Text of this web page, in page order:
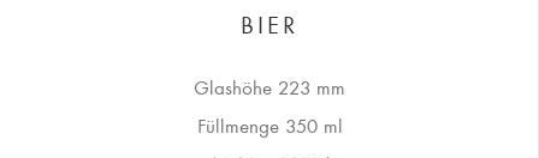
BIER
Glashöhe 223 mm
Füllmenge 350 ml